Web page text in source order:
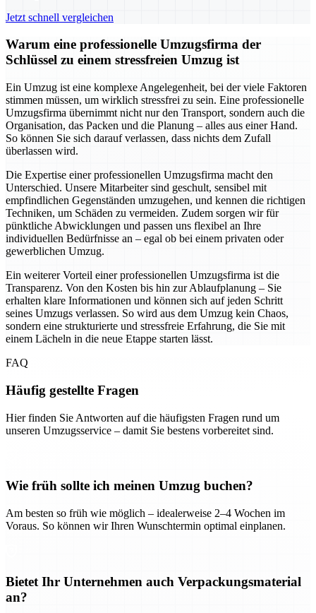
Jetzt schnell vergleichen
Warum eine professionelle Umzugsfirma der
Schlüssel zu einem stressfreien Umzug ist
Ein Umzug ist eine komplexe Angelegenheit, bei der viele Faktoren
stimmen müssen, um wirklich stressfrei zu sein. Eine professionelle
Umzugsfirma übernimmt nicht nur den Transport, sondern auch die
Organisation, das Packen und die Planung – alles aus einer Hand.
So können Sie sich darauf verlassen, dass nichts dem Zufall
überlassen wird.
Die Expertise einer professionellen Umzugsfirma macht den
Unterschied. Unsere Mitarbeiter sind geschult, sensibel mit
empfindlichen Gegenständen umzugehen, und kennen die richtigen
Techniken, um Schäden zu vermeiden. Zudem sorgen wir für
pünktliche Abwicklungen und passen uns flexibel an Ihre
individuellen Bedürfnisse an – egal ob bei einem privaten oder
gewerblichen Umzug.
Ein weiterer Vorteil einer professionellen Umzugsfirma ist die
Transparenz. Von den Kosten bis hin zur Ablaufplanung – Sie
erhalten klare Informationen und können sich auf jeden Schritt
seines Umzugs verlassen. So wird aus dem Umzug kein Chaos,
sondern eine strukturierte und stressfreie Erfahrung, die Sie mit
einem Lächeln in die neue Etappe starten lässt.
FAQ
Häufig gestellte Fragen
Hier finden Sie Antworten auf die häufigsten Fragen rund um
unseren Umzugsservice – damit Sie bestens vorbereitet sind.
Wie früh sollte ich meinen Umzug buchen?
Am besten so früh wie möglich – idealerweise 2–4 Wochen im
Voraus. So können wir Ihren Wunschtermin optimal einplanen.
Bietet Ihr Unternehmen auch Verpackungsmaterial
an?